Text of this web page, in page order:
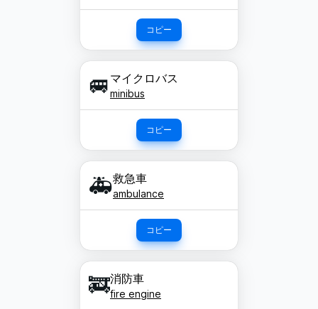
コピー
🚐 マイクロバス
minibus
コピー
🚑救急車
ambulance
コピー
🚒消防車
fire engine